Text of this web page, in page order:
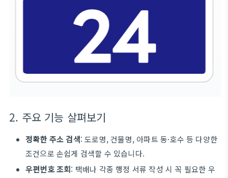
2. 주요 기능 살펴보기
정확한 주소 검색: 도로명, 건물명, 아파트 동·호수 등 다양한
조건으로 손쉽게 검색할 수 있습니다.
우편번호 조회: 택배나 각종 행정 서류 작성 시 꼭 필요한 우